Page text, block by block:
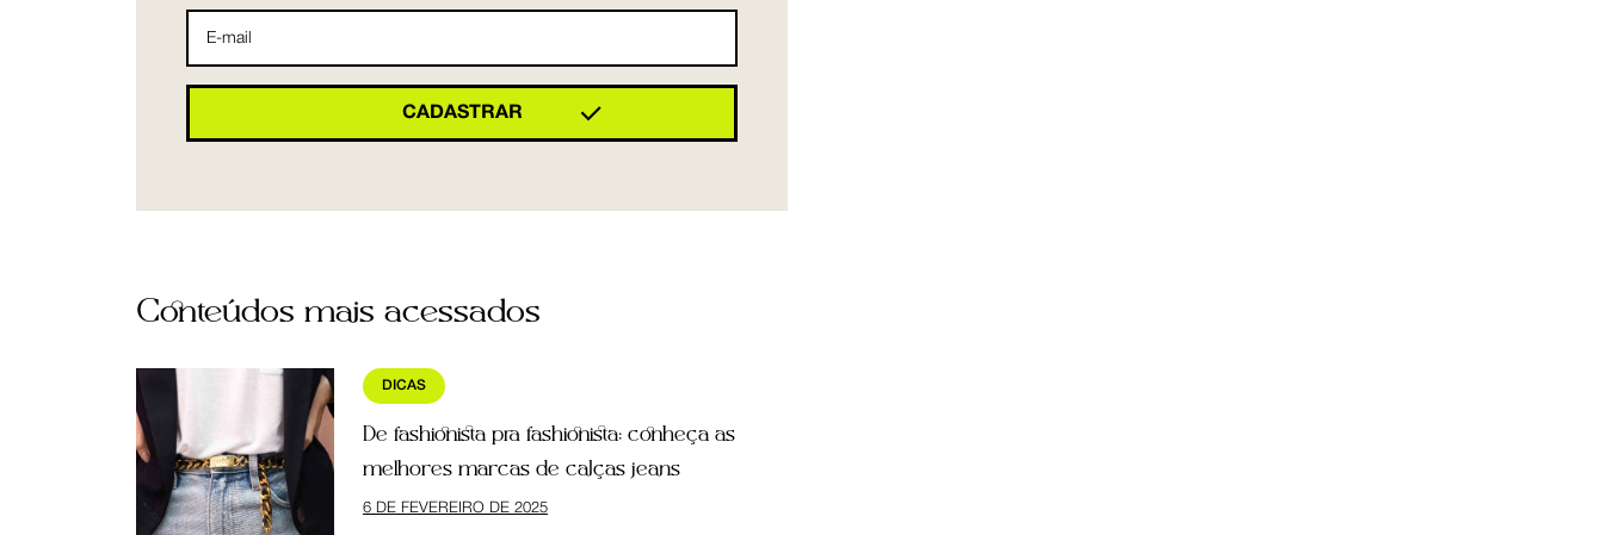
Conteúdos mais acessados
DICAS
De fashionista pra fashionista: conheça as
melhores marcas de calças jeans
6 DE FEVEREIRO DE 2025